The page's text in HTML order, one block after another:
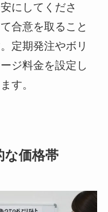
にしてくださ
合意を取ること
定期発注やボリ
ジ料金を設定し
す。
な価格帯